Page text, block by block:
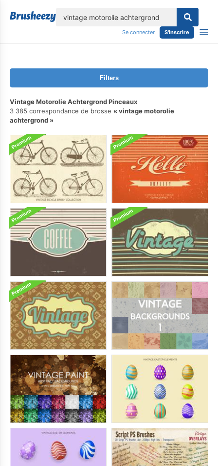
Se connecter S'inscrire
Filters
Vintage Motorolie Achtergrond Pinceaux
3 385 correspondance de brosse
vintage motorolie
achtergrond